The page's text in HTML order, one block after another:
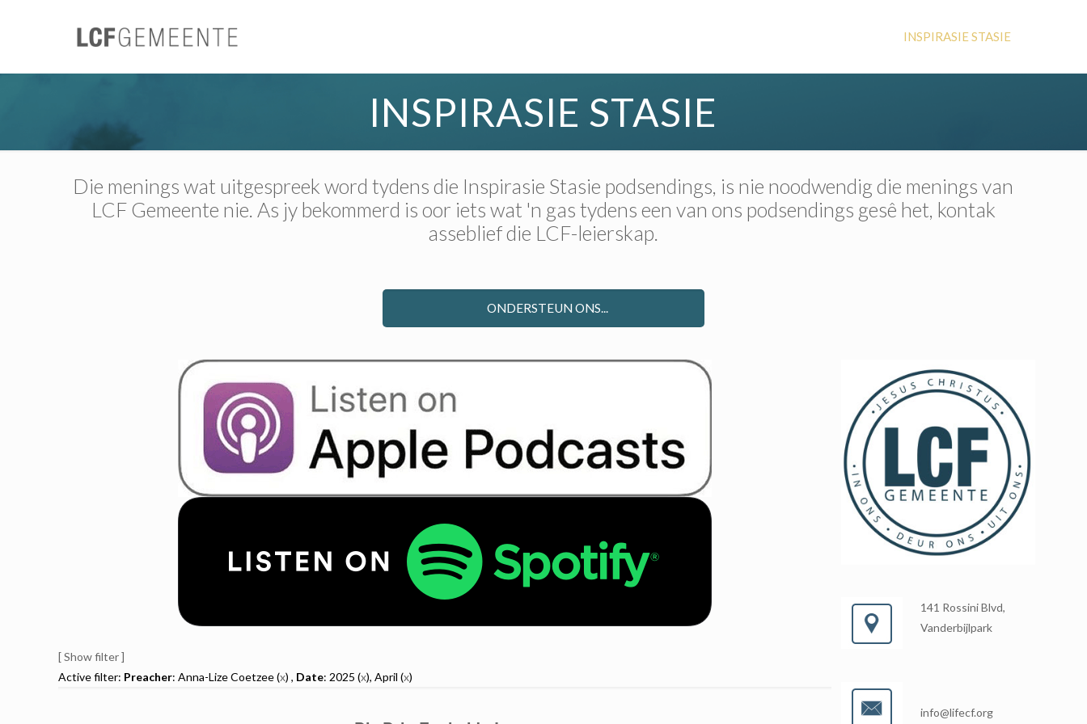
INSPIRASIE STASIE
INSPIRASIE STASIE
Die menings wat uitgespreek word tydens die Inspirasie Stasie podsendings, is nie noodwendig die menings van
LCF Gemeente nie. As jy bekommerd is oor iets wat 'n gas tydens een van ons podsendings gesê het, kontak
asseblief die LCF-leierskap.
ONDERSTEUN ONS...
[ Show filter ]
Active filter: Preacher: Anna-Lize Coetzee (x) , Date: 2025 (x), April (x)
141 Rossini Blvd,
Vanderbijlpark
info@lifecf.org